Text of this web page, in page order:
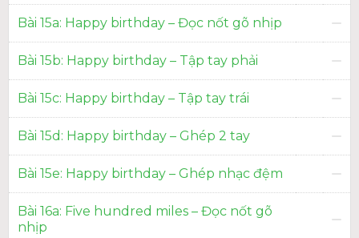
Bài 15a: Happy birthday – Đọc nốt gõ nhịp
Bài 15b: Happy birthday – Tập tay phải
Bài 15c: Happy birthday – Tập tay trái
Bài 15d: Happy birthday – Ghép 2 tay
Bài 15e: Happy birthday – Ghép nhạc đệm
Bài 16a: Five hundred miles – Đọc nốt gõ
nhịp